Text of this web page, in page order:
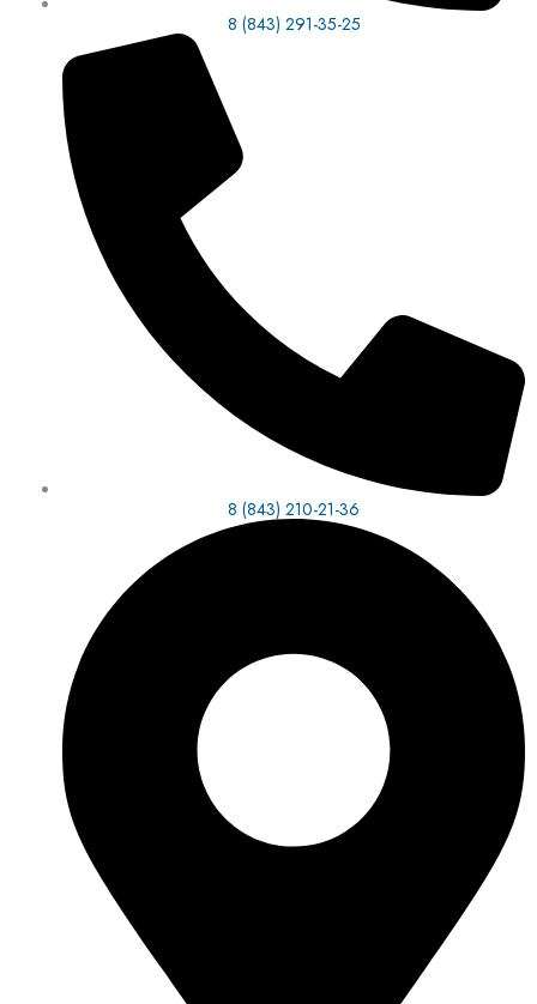
8 (843) 291-35-25
8 (843) 210-21-36